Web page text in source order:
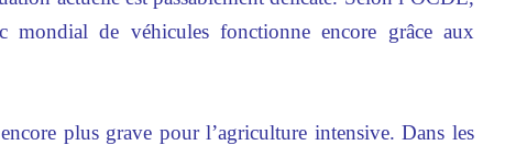
de véhicules fonctionne encore grâce aux
plus grave pour l’agriculture intensive. Dans les